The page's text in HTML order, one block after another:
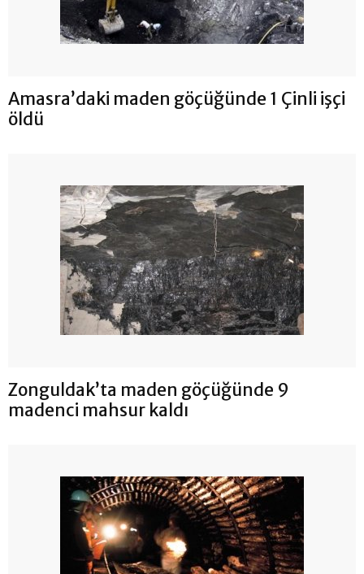
Amasra’daki maden göçüğünde 1 Çinli işçi
öldü
Zonguldak’ta maden göçüğünde 9
madenci mahsur kaldı